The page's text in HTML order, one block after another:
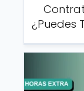
¿Puedes